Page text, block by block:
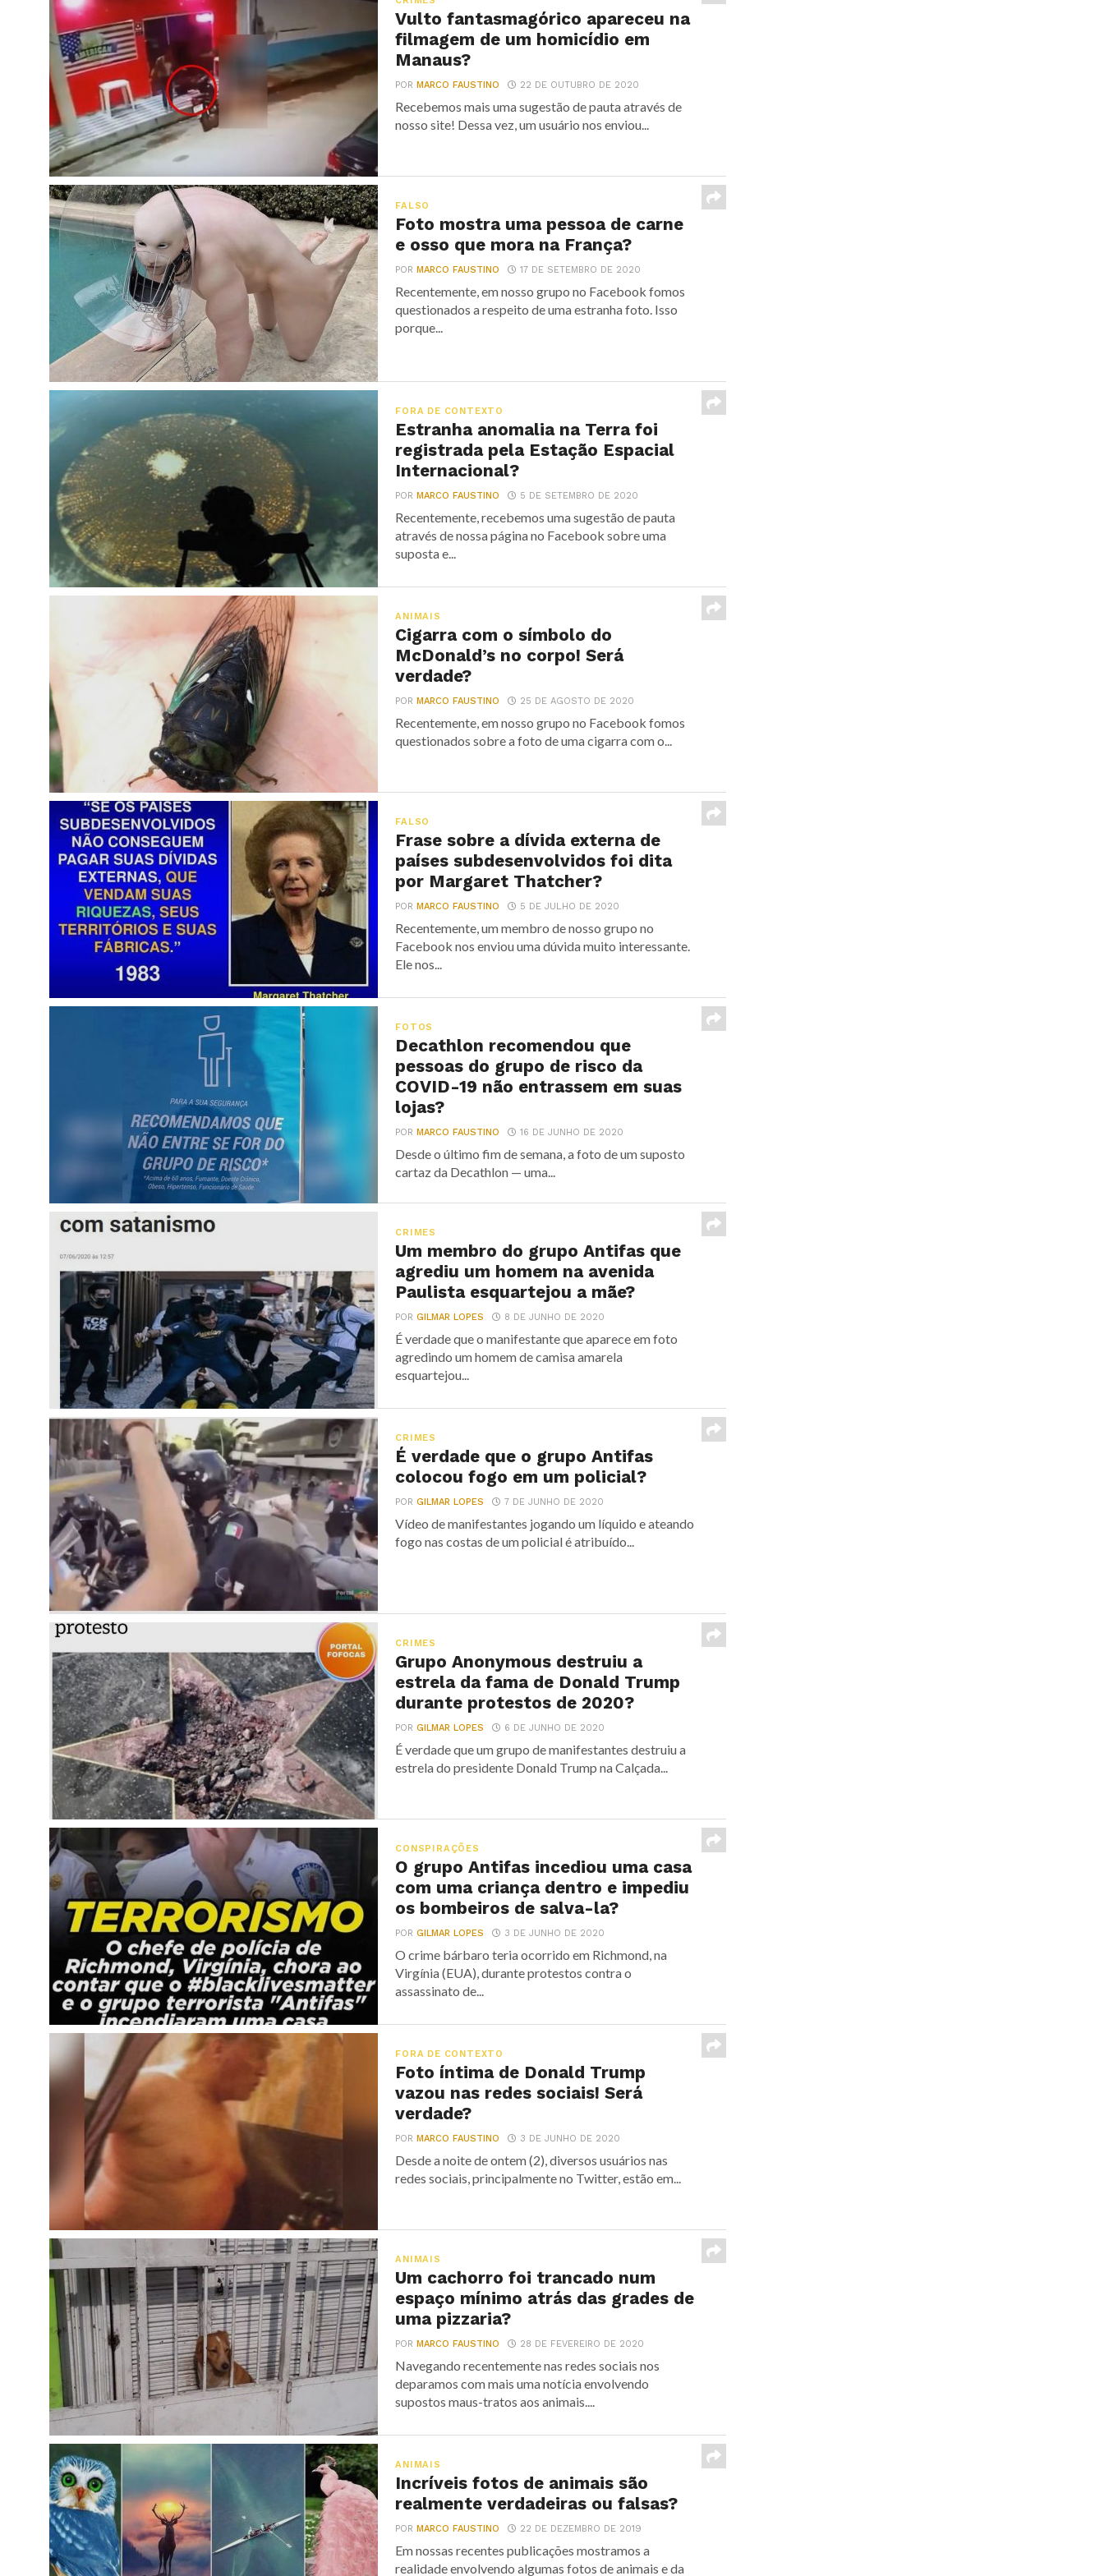
Vulto fantasmagórico apareceu na
filmagem de um homicídio em
Manaus?
PORMARCO FAUSTINO 22 DE OUTUBRO DE 2020
Recebemos mais uma sugestão de pauta através de
nosso site! Dessa vez, um usuário nos enviou...
FALSO
Foto mostra uma pessoa de carne
e osso que mora na França?
PORMARCO FAUSTINO 17 DE SETEMBRO DE 2020
Recentemente, em nosso grupo no Facebook fomos
questionados a respeito de uma estranha foto. Isso
porque...
FORA DE CONTEXTO
Estranha anomalia na Terra foi
registrada pela Estação Espacial
Internacional?
PORMARCO FAUSTINO 5 DE SETEMBRO DE 2020
Recentemente, recebemos uma sugestão de pauta
através de nossa página no Facebook sobre uma
suposta e...
ANIMAIS
Cigarra com o símbolo do
McDonald’s no corpo! Será
verdade?
PORMARCO FAUSTINO 25 DE AGOSTO DE 2020
Recentemente, em nosso grupo no Facebook fomos
questionados sobre a foto de uma cigarra com o...
FALSO
Frase sobre a dívida externa de
países subdesenvolvidos foi dita
por Margaret Thatcher?
PORMARCO FAUSTINO 5 DE JULHO DE 2020
Recentemente, um membro de nosso grupo no
Facebook nos enviou uma dúvida muito interessante.
Ele nos...
FOTOS
Decathlon recomendou que
pessoas do grupo de risco da
COVID-19 não entrassem em suas
lojas?
PORMARCO FAUSTINO 16 DE JUNHO DE 2020
Desde o último fim de semana, a foto de um suposto
cartaz da Decathlon — uma...
CRIMES
Um membro do grupo Antifas que
agrediu um homem na avenida
Paulista esquartejou a mãe?
PORGILMAR LOPES 8 DE JUNHO DE 2020
É verdade que o manifestante que aparece em foto
agredindo um homem de camisa amarela
esquartejou...
CRIMES
É verdade que o grupo Antifas
colocou fogo em um policial?
PORGILMAR LOPES 7 DE JUNHO DE 2020
Vídeo de manifestantes jogando um líquido e ateando
fogo nas costas de um policial é atribuído...
CRIMES
Grupo Anonymous destruiu a
estrela da fama de Donald Trump
durante protestos de 2020?
PORGILMAR LOPES 6 DE JUNHO DE 2020
É verdade que um grupo de manifestantes destruiu a
estrela do presidente Donald Trump na Calçada...
CONSPIRAÇÕES
O grupo Antifas incediou uma casa
com uma criança dentro e impediu
os bombeiros de salva-la?
PORGILMAR LOPES 3 DE JUNHO DE 2020
O crime bárbaro teria ocorrido em Richmond, na
Virgínia (EUA), durante protestos contra o
assassinato de...
FORA DE CONTEXTO
Foto íntima de Donald Trump
vazou nas redes sociais! Será
verdade?
PORMARCO FAUSTINO 3 DE JUNHO DE 2020
Desde a noite de ontem (2), diversos usuários nas
redes sociais, principalmente no Twitter, estão em...
ANIMAIS
Um cachorro foi trancado num
espaço mínimo atrás das grades de
uma pizzaria?
PORMARCO FAUSTINO 28 DE FEVEREIRO DE 2020
Navegando recentemente nas redes sociais nos
deparamos com mais uma notícia envolvendo
supostos maus-tratos aos animais....
ANIMAIS
Incríveis fotos de animais são
realmente verdadeiras ou falsas?
PORMARCO FAUSTINO 22 DE DEZEMBRO DE 2019
Em nossas recentes publicações mostramos a
realidade envolvendo algumas fotos de animais e da